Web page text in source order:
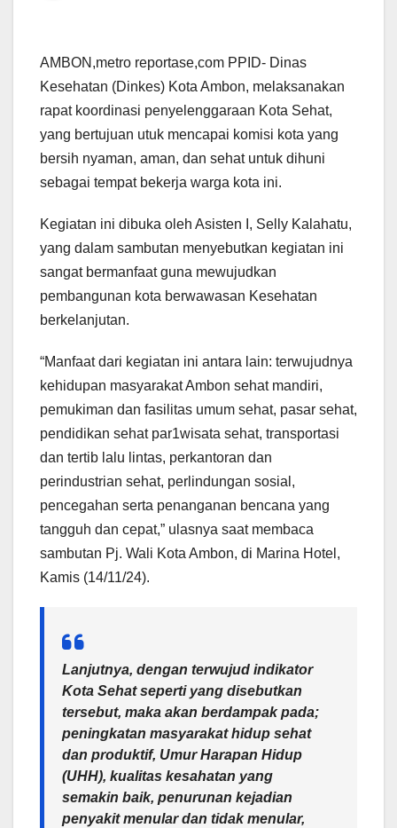
AMBON,metro reportase,com PPID- Dinas
Kesehatan (Dinkes) Kota Ambon, melaksanakan
rapat koordinasi penyelenggaraan Kota Sehat,
yang bertujuan utuk mencapai komisi kota yang
bersih nyaman, aman, dan sehat untuk dihuni
sebagai tempat bekerja warga kota ini.
Kegiatan ini dibuka oleh Asisten I, Selly Kalahatu,
yang dalam sambutan menyebutkan kegiatan ini
sangat bermanfaat guna mewujudkan
pembangunan kota berwawasan Kesehatan
berkelanjutan.
“Manfaat dari kegiatan ini antara lain: terwujudnya
kehidupan masyarakat Ambon sehat mandiri,
pemukiman dan fasilitas umum sehat, pasar sehat,
pendidikan sehat par1wisata sehat, transportasi
dan tertib lalu lintas, perkantoran dan
perindustrian sehat, perlindungan sosial,
pencegahan serta penanganan bencana yang
tangguh dan cepat,” ulasnya saat membaca
sambutan Pj. Wali Kota Ambon, di Marina Hotel,
Kamis (14/11/24).
Lanjutnya, dengan terwujud indikator
Kota Sehat seperti yang disebutkan
tersebut, maka akan berdampak pada;
peningkatan masyarakat hidup sehat
dan produktif, Umur Harapan Hidup
(UHH), kualitas kesahatan yang
semakin baik, penurunan kejadian
penyakit menular dan tidak menular,